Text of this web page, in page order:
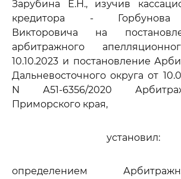
Зарубина Е.Н., изучив
кредитора - Горбунова
Викторовича на
арбитражного
10.10.2023 и постановление
Дальневосточного округа от
N А51-6356/2020
Приморского края,
установил:
определением